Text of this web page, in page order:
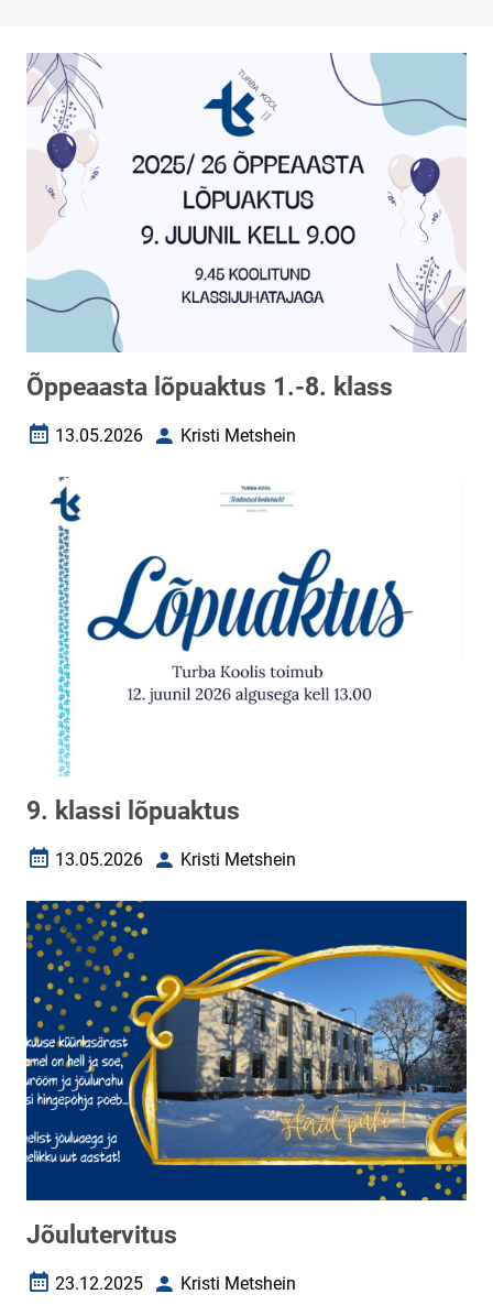
Õppeaasta lõpuaktus 1.-8. klass
Loomise kuupäev
13.05.2026 AutorKristi Metshein
9. klassi lõpuaktus
Loomise kuupäev
13.05.2026 AutorKristi Metshein
Jõulutervitus
Loomise kuupäev
23.12.2025 AutorKristi Metshein